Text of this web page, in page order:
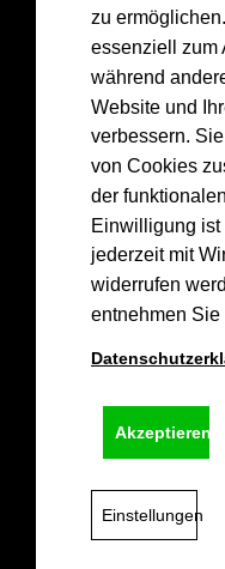
💚
Kontakt
Hochstr. 36,
Datenschutz
zu
essenziell zum
während
Website und
verbessern.
von Cookies
der
Einwilligung
jederzeit mit
widerrufen
entnehmen Sie
Akzeptieren
Einstellungen